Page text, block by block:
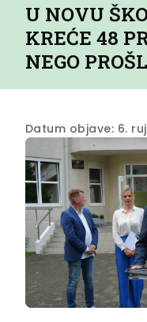
U NOVU
KREĆE 48
NEGO
Datum objave: 6.